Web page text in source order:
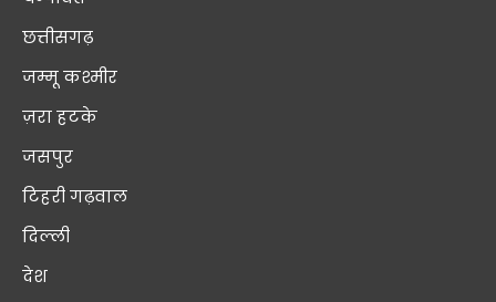
छत्तीसगढ़
जम्मू कश्मीर
ज़रा हटके
जसपुर
टिहरी गढ़वाल
दिल्ली
देश